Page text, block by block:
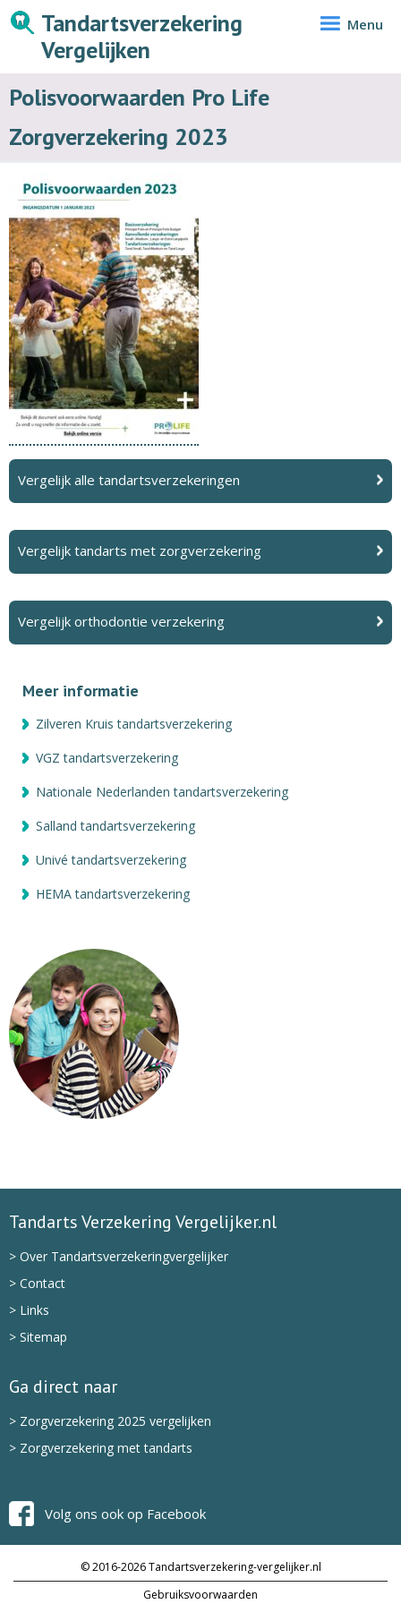
Tandartsverzekering
Vergelijken
Menu
Polisvoorwaarden Pro Life
Zorgverzekering 2023
Vergelijk alle tandartsverzekeringen
Vergelijk tandarts met zorgverzekering
Vergelijk orthodontie verzekering
Meer informatie
Zilveren Kruis tandartsverzekering
VGZ tandartsverzekering
Nationale Nederlanden tandartsverzekering
Salland tandartsverzekering
Univé tandartsverzekering
HEMA tandartsverzekering
Tandarts Verzekering Vergelijker.nl
> Over Tandartsverzekeringvergelijker
> Contact
> Links
> Sitemap
Ga direct naar
> Zorgverzekering 2025 vergelijken
> Zorgverzekering met tandarts
Volg ons ook op Facebook
© 2016-2026 Tandartsverzekering-vergelijker.nl
Gebruiksvoorwaarden